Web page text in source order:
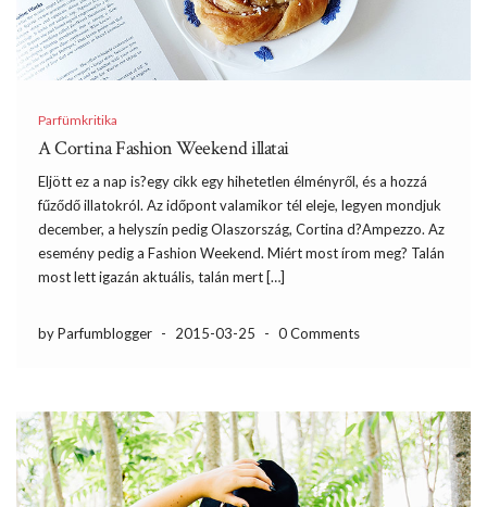
Parfümkritika
A Cortina Fashion Weekend illatai
Eljött ez a nap is?egy cikk egy hihetetlen élményről, és a hozzá
fűződő illatokról. Az időpont valamikor tél eleje, legyen mondjuk
december, a helyszín pedig Olaszország, Cortina d?Ampezzo. Az
esemény pedig a Fashion Weekend. Miért most írom meg? Talán
most lett igazán aktuális, talán mert […]
by Parfumblogger - 2015-03-25 - 0 Comments